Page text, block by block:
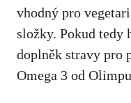
vhodný pro
složky. Pokud tedy
doplněk stravy pro
Omega 3 od